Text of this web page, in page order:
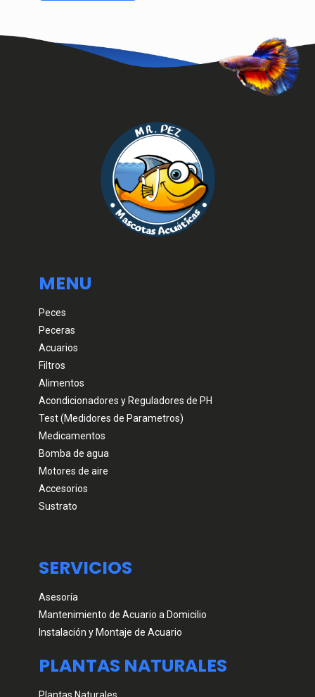
MENU
Peces
Peceras
Acuarios
Filtros
Alimentos
Acondicionadores y Reguladores de PH
Test (Medidores de Parametros)
Medicamentos
Bomba de agua
Motores de aire
Accesorios
Sustrato
SERVICIOS
Asesoría
Mantenimiento de Acuario a Domicilio
Instalación y Montaje de Acuario
PLANTAS NATURALES